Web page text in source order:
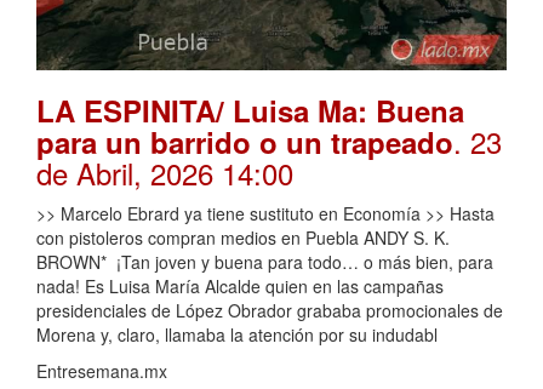
LA ESPINITA/ Luisa Ma: Buena
para un barrido o un trapeado. 23
de Abril, 2026 14:00
>> Marcelo Ebrard ya tiene sustituto en Economía >> Hasta
con pistoleros compran medios en Puebla ANDY S. K.
BROWN* ¡Tan joven y buena para todo… o más bien, para
nada! Es Luisa María Alcalde quien en las campañas
presidenciales de López Obrador grababa promocionales de
Morena y, claro, llamaba la atención por su indudabl
Entresemana.mx